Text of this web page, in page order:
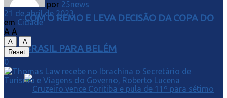
COM O REMO E LEVA DECISÃO DA COPA DO
BRASIL PARA BELÉM
por 25news
21 de abril de 2023
em Cidade
A A
A
A
Reset
0